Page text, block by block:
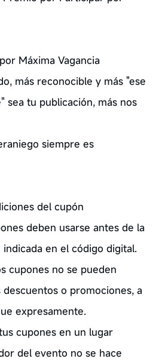
Máxima Vagancia
más reconocible y más "ese
sea tu publicación, más nos
siempre es
del cupón
deben usarse antes de la
en el código digital.
cupones no se pueden
o promociones, a
expresamente.
cupones en un lugar
del evento no se hace